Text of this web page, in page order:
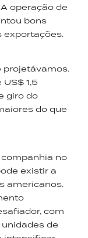
operação de
bons
exportações.
projetávamos.
1,5
giro do
do que
no
existir a
americanos.
com
de